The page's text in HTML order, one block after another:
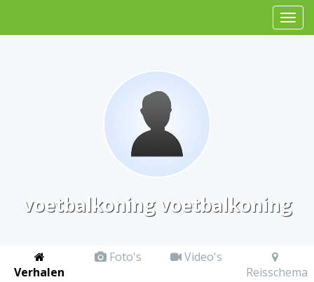
voetbalkoning voetbalkoning
Verhalen
Foto's
Video's
Reisschema